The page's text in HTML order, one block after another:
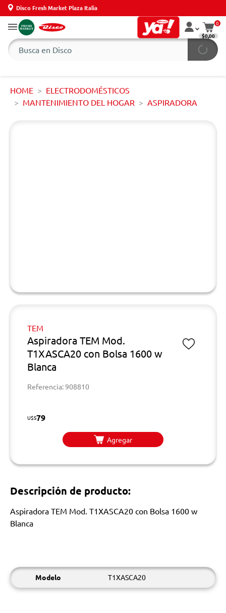
Disco Fresh Market Plaza Italia
0
$0,00
HOME
ELECTRODOMÉSTICOS
MANTENIMIENTO DEL HOGAR
ASPIRADORA
TEM
Aspiradora TEM Mod.
T1XASCA20 con Bolsa 1600 w
Blanca
Referencia: 908810
U$S79
Agregar
Descripción de producto:
Aspiradora TEM Mod. T1XASCA20 con Bolsa 1600 w
Blanca
Modelo T1XASCA20